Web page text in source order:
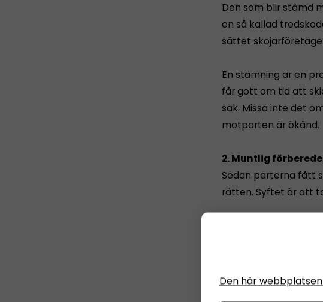
Den som blir stämd
en så kallad
sättet
En stämning är en
får gott om tid att
sak. Missa inte det
motparten är ökänd.
2. Muntlig
Sedan parterna fått
rätten. Syftet är att
om man behöver
Den här